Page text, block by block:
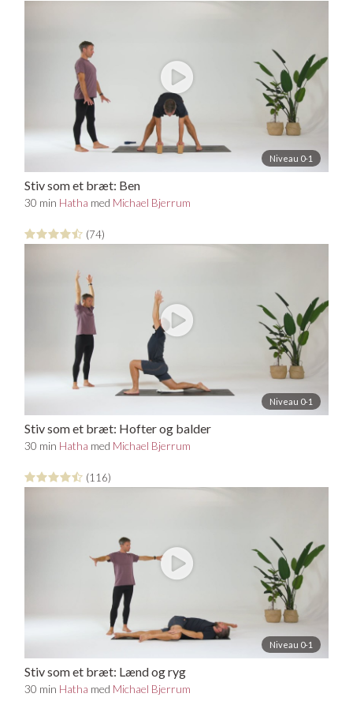
Niveau 0-1
Stiv som et bræt: Ben
30 min Hatha med Michael Bjerrum
(74)
Niveau 0-1
Stiv som et bræt: Hofter og balder
30 min Hatha med Michael Bjerrum
(116)
Niveau 0-1
Stiv som et bræt: Lænd og ryg
30 min Hatha med Michael Bjerrum